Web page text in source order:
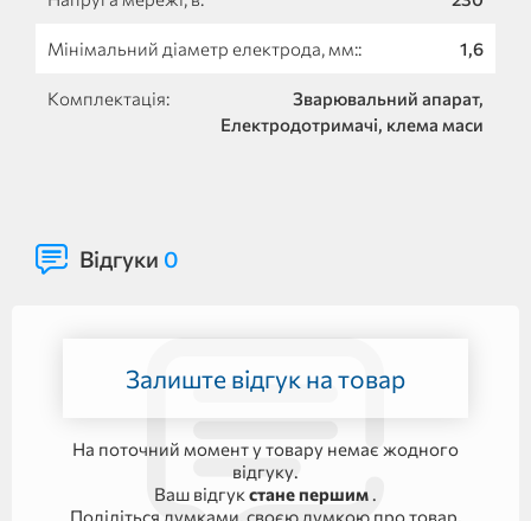
Мінімальний діаметр електрода, мм:: 1,6
Комплектація:
Зварювальний апарат,
Електродотримачі, клема маси
Відгуки 0
Залиште відгук на товар
На поточний момент у товару немає жодного
відгуку.
Ваш відгук стане першим .
Поділіться думками, своєю думкою про товар.